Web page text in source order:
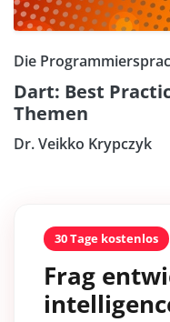
Die
Dart: Best
Themen
Dr. Veikko Krypczyk
30 Tage kostenlos
Frag